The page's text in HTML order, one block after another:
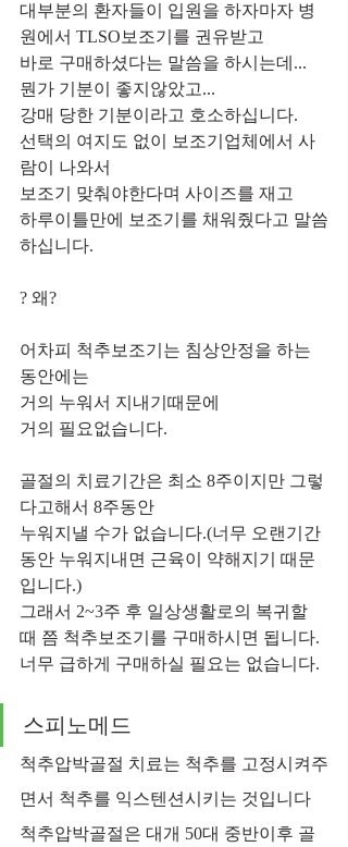
대부분의 환자들이 입원을 하자마자 병
원에서 TLSO보조기를 권유받고
바로 구매하셨다는 말씀을 하시는데...
뭔가 기분이 좋지않았고...
강매 당한 기분이라고 호소하십니다.
선택의 여지도 없이 보조기업체에서 사
람이 나와서
보조기 맞춰야한다며 사이즈를 재고
하루이틀만에 보조기를 채워줬다고 말씀
하십니다.
? 왜?
어차피 척추보조기는 침상안정을 하는
동안에는
거의 누워서 지내기때문에
거의 필요없습니다.
골절의 치료기간은 최소 8주이지만 그렇
다고해서 8주동안
누워지낼 수가 없습니다.(너무 오랜기간
동안 누워지내면 근육이 약해지기 때문
입니다.)
그래서 2~3주 후 일상생활로의 복귀할
때 쯤 척추보조기를 구매하시면 됩니다.
너무 급하게 구매하실 필요는 없습니다.
스피노메드
척추압박골절 치료는 척추를 고정시켜주
면서 척추를 익스텐션시키는 것입니다
척추압박골절은 대개 50대 중반이후 골